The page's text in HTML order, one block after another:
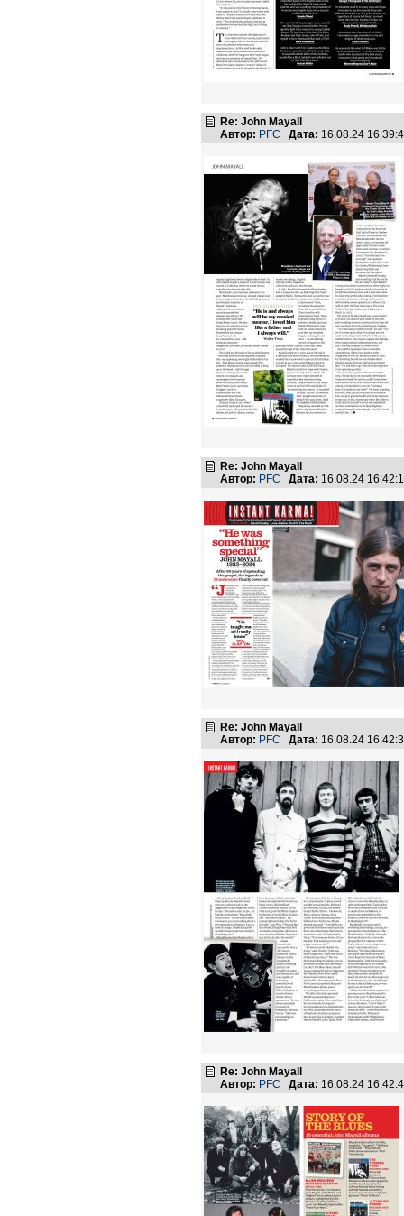
Re: John Mayall
Автор: PFC Дата: 16.08.24
Re: John Mayall
Автор: PFC Дата: 16.08.24
Re: John Mayall
Автор: PFC Дата: 16.08.24
Re: John Mayall
Автор: PFC Дата: 16.08.24